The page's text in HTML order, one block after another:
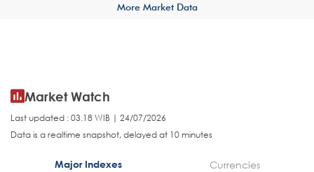
More Market Data
Market Watch
Last updated : 03.18 WIB | 24/07/2026
Data is a realtime snapshot, delayed at 10 minutes
Major Indexes Currencies